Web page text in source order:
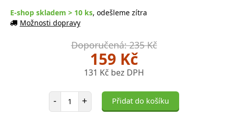
E-shop skladem > 10 ks, odešleme zítra
Možnosti dopravy
Doporučená: 235 Kč
159 Kč
131 Kč bez DPH
- Počet položek
+ Přidat do košíku